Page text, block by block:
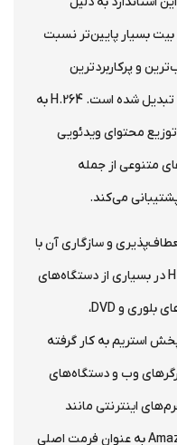
بیت بسیار پایین‌تر نسبت
و پرکاربردترین
فرمت‌های فشرده‌سازی ویدیو در جهان تبدیل شده است. H.264 به
محتوای ویدئویی
متنوعی از جمله
و سازگاری آن با
انواع دستگاه‌ها و نرم‌افزارها است. H.264 در بسیاری از دستگاه‌های
الکترونیکی مصرفی مانند پخش‌کننده‌های بلوری و DVD،
استریم به کار گرفته
وب و دستگاه‌های
اینترنتی مانند
Netflix، YouTube و Amazon Prime Video به عنوان فرمت اصلی